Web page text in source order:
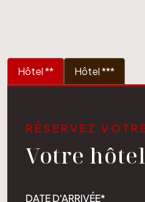
Hôtel ** Hôtel ***
RÉSERVEZ
Votre hôtel
DATE D'ARRIVÉE*